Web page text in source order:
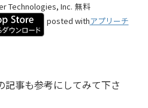
Technologies, Inc. 無料
posted withアプリーチ
事も参考にしてみて下さ